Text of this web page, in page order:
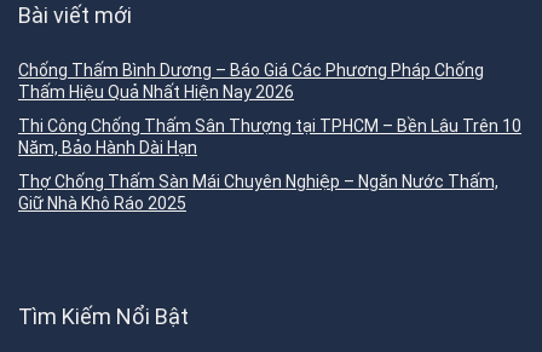
Bài viết mới
Chống Thấm Bình Dương – Báo Giá Các Phương Pháp Chống
Thấm Hiệu Quả Nhất Hiện Nay 2026
Thi Công Chống Thấm Sân Thượng tại TPHCM – Bền Lâu Trên 10
Năm, Bảo Hành Dài Hạn
Thợ Chống Thấm Sàn Mái Chuyên Nghiệp – Ngăn Nước Thấm,
Giữ Nhà Khô Ráo 2025
Tìm Kiếm Nổi Bật